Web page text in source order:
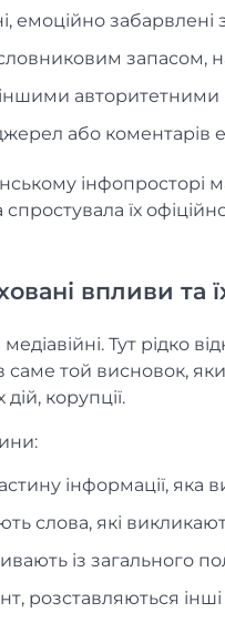
емоційно
запасом,
або коментарів
спростувала їх
впливи та
Тут рідко
саме той висновок,
корупції.
інформації, яка
слова, які
із загального
розставляються